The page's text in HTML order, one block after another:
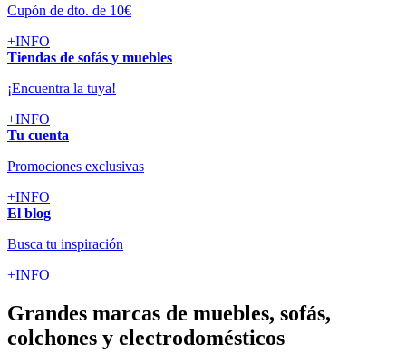
Cupón de dto. de 10€
+INFO
Tiendas de sofás y muebles
¡Encuentra la tuya!
+INFO
Tu cuenta
Promociones exclusivas
+INFO
El blog
Busca tu inspiración
+INFO
Grandes marcas de muebles, sofás,
colchones y electrodomésticos